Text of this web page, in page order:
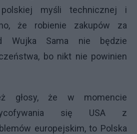
polskiej myśli technicznej i
że robienie zakupów za
Wujka Sama nie będzie
bo nikt nie powinien
głosy, że w momencie
się USA z
europejskim, to Polska